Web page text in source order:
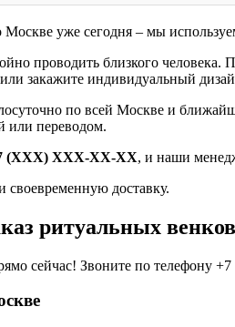
Москве уже сегодня – мы
проводить близкого
или закажите индивидуальный
по всей Москве и
или переводом.
(XXX) XXX-XX-XX, и наши
своевременную доставку.
ритуальных
сейчас! Звоните по телефону